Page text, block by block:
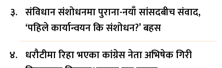
संविधान संशोधनमा पुराना-नयाँ सांसदबीच संवाद,
‘पहिले कार्यान्वयन कि संशोधन?’ बहस
धरौटीमा रिहा भएका कांग्रेस नेता अभिषेक गिरी